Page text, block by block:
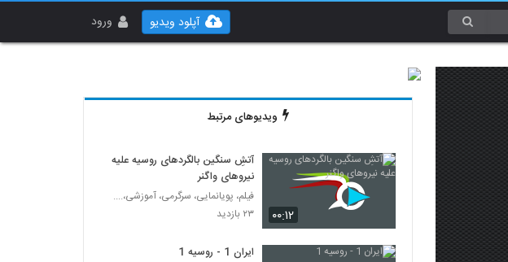
ورود آپلود ویدیو
ویدیوهای مرتبط
۰۰:۱۲
آتشِ سنگین بالگردهای روسیه علیه
نیروهای واگنر
فیلم، پویانمایی، سرگرمی، آموزشی،....
۲۳ بازدید
ایران 1 - روسیه 1